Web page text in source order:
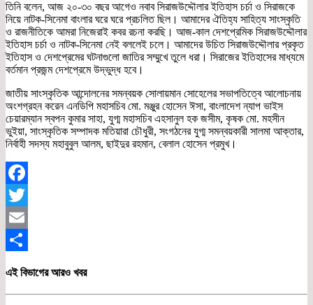
তিনি বলেন, আজ ২০-৩০ বছর আগেও নবাব সিরাজউদ্দৌলার ইতিহাস চর্চা ও সিরাজকে
নিয়ে নাটক-সিনেমা বাংলার ঘরে ঘরে প্রচলিত ছিল। আমাদের ঐতিহ্য সাহিত্য সাংস্কৃতি
ও রাজনীতিকে আমরা নিজেরাই কবর রচনা করছি। আজ-কাল দেশপ্রেমিক সিরাজউদ্দৌলার
ইতিহাস চর্চা ও নাটক-সিনেমা নেই বললেই চলে। আমাদের উচিত সিরাজউদ্দৌলার প্রকৃত
ইতিহাস ও দেশপ্রেমের ঘটনাগুলো জাতির সম্মুখে তুলে ধরা। সিরাজের ইতিহাসের মাধ্যমে
বর্তমান প্রজন্ম দেশপ্রেমে উদ্ভুদ্ধ হবে।
জাতীয় সাংস্কৃতিক আন্দোলনের সমন্বয়ক সোলায়মান সোহেলের সভাপতিত্বে আলোচনায়
অংশগ্রহন করেন এনডিপি মহাসচিব মো. মঞ্জুর হোসেন ঈসা, বাংলাদেশ ন্যাপ ভাইস
চেয়ারম্যান স্বপন কুমার সাহা, যুগ্ম মহাসচিব এহসানুল হক জসীম, কৃষক মো. মহসীন
ভুইয়া, সাংস্কৃতিক সম্পাদক মতিয়ারা চৌধুরী, সংগঠনের যুগ্ম সমন্বয়কারী সালমা আক্তার,
নির্বাহী সদস্য মহাবুবুল আলম, ছাইদুর রহমান, বেলাল হোসেন প্রমুখ।
Facebook
Twitter
Email
এই বিভাগের আরও খবর